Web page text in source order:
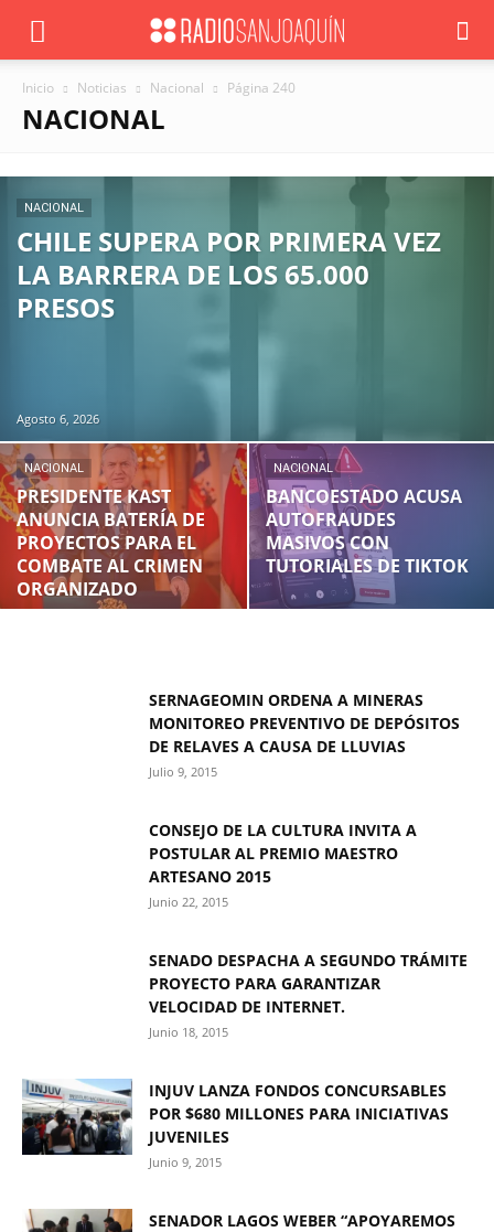
Inicio Noticias Nacional Página 240
NACIONAL
NACIONAL
CHILE SUPERA POR PRIMERA VEZ
LA BARRERA DE LOS 65.000
PRESOS
Agosto 6, 2026
NACIONAL
PRESIDENTE KAST
ANUNCIA BATERÍA DE
PROYECTOS PARA EL
COMBATE AL CRIMEN
ORGANIZADO
NACIONAL
BANCOESTADO ACUSA
AUTOFRAUDES
MASIVOS CON
TUTORIALES DE TIKTOK
SERNAGEOMIN ORDENA A MINERAS
MONITOREO PREVENTIVO DE DEPÓSITOS
DE RELAVES A CAUSA DE LLUVIAS
Julio 9, 2015
CONSEJO DE LA CULTURA INVITA A
POSTULAR AL PREMIO MAESTRO
ARTESANO 2015
Junio 22, 2015
SENADO DESPACHA A SEGUNDO TRÁMITE
PROYECTO PARA GARANTIZAR
VELOCIDAD DE INTERNET.
Junio 18, 2015
INJUV LANZA FONDOS CONCURSABLES
POR $680 MILLONES PARA INICIATIVAS
JUVENILES
Junio 9, 2015
SENADOR LAGOS WEBER “APOYAREMOS